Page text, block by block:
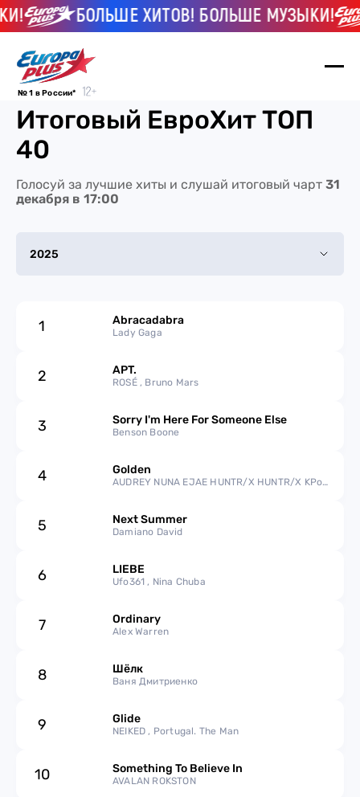
БОЛЬШЕ ХИТОВ! БОЛЬШЕ МУЗЫКИ!
№ 1 в России*
Итоговый ЕвроХит ТОП
40
Голосуй за лучшие хиты и слушай итоговый чарт 31
декабря в 17:00
2025
2024
2020
2019
2016
2015
1 Abracadabra
Lady Gaga
2 APT.
ROSÉ , Bruno Mars
3 Sorry I'm Here For Someone Else
Benson Boone
4 Golden
AUDREY NUNA EJAE HUNTR/X HUNTR/X KPop
5 Next Summer
Damiano David
6 LIEBE
Ufo361 , Nina Chuba
7 Ordinary
Alex Warren
8 Шёлк
Ваня Дмитриенко
9 Glide
NEIKED , Portugal. The Man
10 Something To Believe In
AVALAN ROKSTON